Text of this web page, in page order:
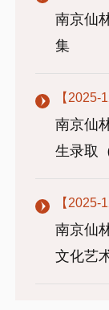
南京仙
集
【2025-
南京仙
生录取
【2025-
南京仙
文化艺